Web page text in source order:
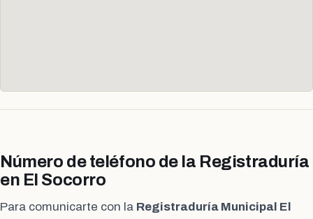
Número de teléfono de la Registraduría
en El Socorro
Para comunicarte con la Registraduría Municipal El